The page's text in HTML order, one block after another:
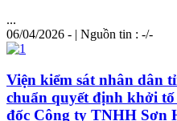
...
06/04/2026 - | Nguồn tin : -/-
Viện kiểm sát nhân dân
chuẩn quyết định khởi
đốc Công ty TNHH Sơn